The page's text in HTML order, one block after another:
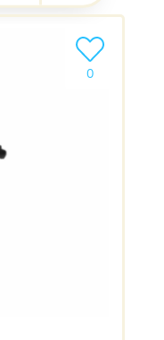
0
Ajouter le
clients ont